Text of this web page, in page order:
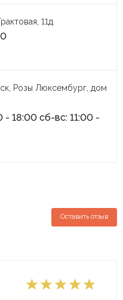
11д
Розы Люксембург, дом
18:00 сб-вс: 11:00 -
Оставить отзыв